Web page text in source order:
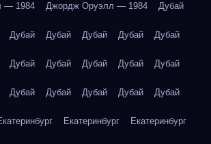
— 1984 Джордж Оруэлл — 1984 Дубай
Дубай Дубай Дубай Дубай Дубай
Дубай Дубай Дубай Дубай Дубай
Дубай Дубай Дубай Дубай Дубай
Екатеринбург Екатеринбург